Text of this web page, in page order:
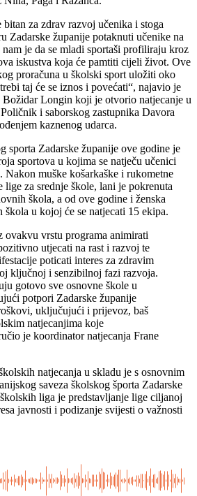
za zdrav razvoj učenika i stoga
Zadarske županije potaknuti učenike na
je da se mladi sportaši profiliraju kroz
iskustva koja će pamtiti cijeli život. Ove
proračuna u školski sport uložiti oko
taj će se iznos i povećati“, najavio je
Božidar Longin koji je otvorio natjecanje u
i saborskog zastupnika Davora
kaznenog udarca.
sporta Zadarske županije ove godine je
sportova u kojima se natječu učenici
Nakon muške košarkaške i rukometne
lige za srednje škole, lani je pokrenuta
škola, a od ove godine i ženska
u kojoj će se natjecati 15 ekipa.
ovakvu vrstu programa animirati
utjecati na rast i razvoj te
poticati interes za zdravim
ključnoj i senzibilnoj fazi razvoja.
gotovo sve osnovne škole u
potpori Zadarske županije
uključujući i prijevoz, baš
natjecanjima koje
je koordinator natjecanja Frane
natjecanja u skladu je s osnovnim
saveza školskog športa Zadarske
liga je predstavljanje lige ciljanoj
javnosti i podizanje svijesti o važnosti